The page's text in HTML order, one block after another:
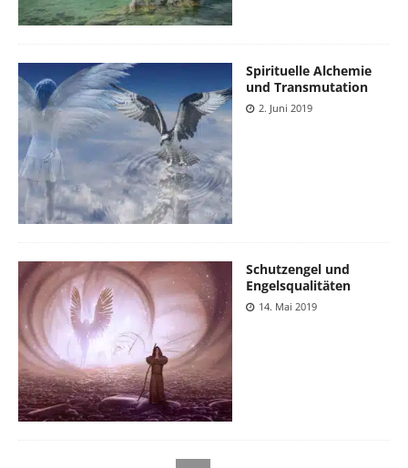
Spirituelle Alchemie
und Transmutation
2. Juni 2019
Schutzengel und
Engelsqualitäten
14. Mai 2019